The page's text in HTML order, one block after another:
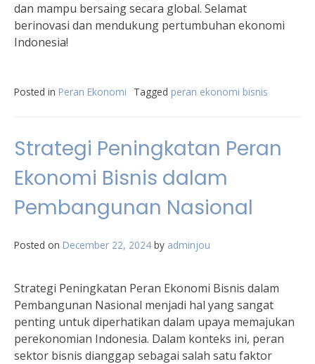
dan mampu bersaing secara global. Selamat
berinovasi dan mendukung pertumbuhan ekonomi
Indonesia!
Posted in Peran Ekonomi Tagged peran ekonomi bisnis
Strategi Peningkatan Peran
Ekonomi Bisnis dalam
Pembangunan Nasional
Posted on December 22, 2024 by adminjou
Strategi Peningkatan Peran Ekonomi Bisnis dalam
Pembangunan Nasional menjadi hal yang sangat
penting untuk diperhatikan dalam upaya memajukan
perekonomian Indonesia. Dalam konteks ini, peran
sektor bisnis dianggap sebagai salah satu faktor